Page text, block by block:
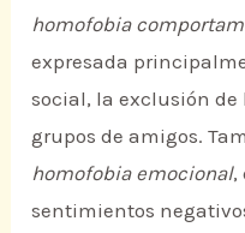
homofobia
expresada
social, la exclusión de
grupos de amigos.
homofobia emocional,
sentimientos